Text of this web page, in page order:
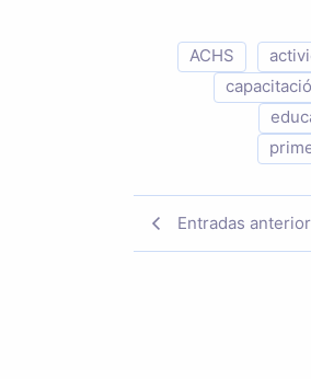
ACHS
Entradas